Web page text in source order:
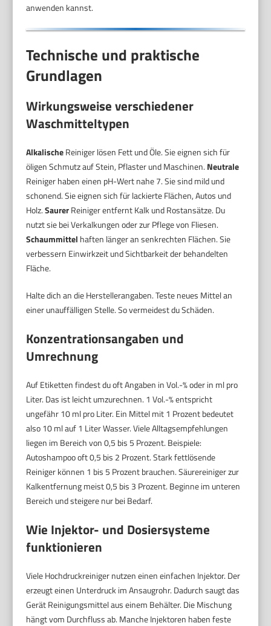
anwenden kannst.
Technische und praktische
Grundlagen
Wirkungsweise verschiedener
Waschmitteltypen
AlkalischeReiniger lösen Fett und Öle. Sie eignen sich für
öligen Schmutz auf Stein, Pflaster und Maschinen. Neutrale
Reiniger haben einen pH-Wert nahe 7. Sie sind mild und
schonend. Sie eignen sich für lackierte Flächen, Autos und
Holz.SaurerReiniger entfernt Kalk und Rostansätze. Du
nutzt sie bei Verkalkungen oder zur Pflege von Fliesen.
Schaummittel haften länger an senkrechten Flächen. Sie
verbessern Einwirkzeit und Sichtbarkeit der behandelten
Fläche.
Halte dich an die Herstellerangaben. Teste neues Mittel an
einer unauffälligen Stelle. So vermeidest du Schäden.
Konzentrationsangaben und
Umrechnung
Auf Etiketten findest du oft Angaben in Vol.-% oder in ml pro
Liter. Das ist leicht umzurechnen. 1 Vol.-% entspricht
ungefähr 10 ml pro Liter. Ein Mittel mit 1 Prozent bedeutet
also 10 ml auf 1 Liter Wasser. Viele Alltagsempfehlungen
liegen im Bereich von 0,5 bis 5 Prozent. Beispiele:
Autoshampoo oft 0,5 bis 2 Prozent. Stark fettlösende
Reiniger können 1 bis 5 Prozent brauchen. Säurereiniger zur
Kalkentfernung meist 0,5 bis 3 Prozent. Beginne im unteren
Bereich und steigere nur bei Bedarf.
Wie Injektor- und Dosiersysteme
funktionieren
Viele Hochdruckreiniger nutzen einen einfachen Injektor. Der
erzeugt einen Unterdruck im Ansaugrohr. Dadurch saugt das
Gerät Reinigungsmittel aus einem Behälter. Die Mischung
hängt vom Durchfluss ab. Manche Injektoren haben feste